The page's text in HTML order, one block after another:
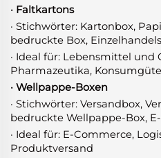
· Faltkartons
· Stichwörter: Kartonbox,
bedruckte Box,
· Ideal für: Lebensmittel und
Pharmazeutika,
· Wellpappe-Boxen
· Stichwörter: Versandbox,
bedruckte Wellpappe-Box,
· Ideal für: E-Commerce,
Produktversand